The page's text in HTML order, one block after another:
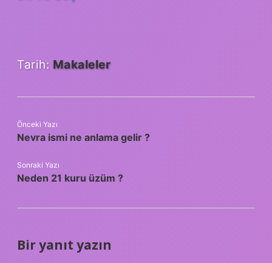
Tarih: Makaleler
Önceki Yazı
Nevra ismi ne anlama gelir ?
Sonraki Yazı
Neden 21 kuru üzüm ?
Bir yanıt yazın